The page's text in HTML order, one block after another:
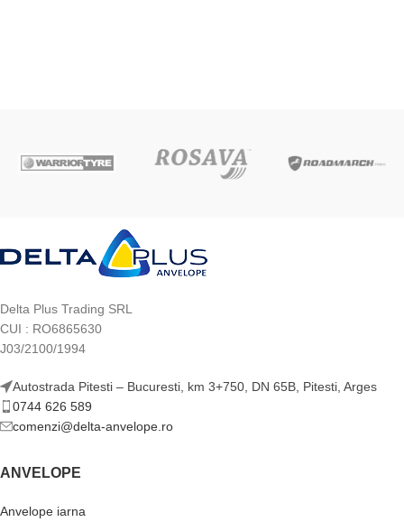
Delta Plus Trading SRL
CUI : RO6865630
J03/2100/1994
Autostrada Pitesti – Bucuresti, km 3+750, DN 65B, Pitesti, Arges
0744 626 589
comenzi@delta-anvelope.ro
ANVELOPE
Anvelope iarna